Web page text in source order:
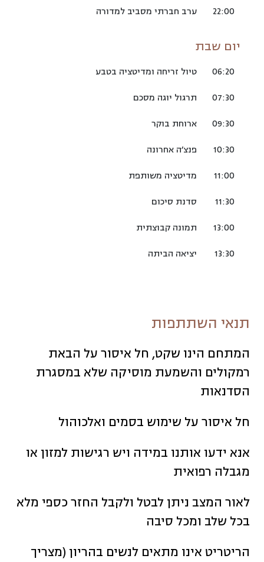
22:00 ערב חברתי מסביב למדורה
יום שבת
06:20 טיול זריחה ומדיטציה בטבע
07:30 תרגול יוגה מסכם
09:30 ארוחת בוקר
10:30 פנצ׳ה אחרונה
11:00 מדיטציה משותפת
11:30 סדנת סיכום
13:00 תמונה קבוצתית
13:30 יציאה הביתה
תנאי השתתפות
המתחם הינו שקט, חל איסור על הבאת
רמקולים והשמעת מוסיקה שלא במסגרת
הסדנאות
חל איסור על שימוש בסמים ואלכוהול
אנא ידעו אותנו במידה ויש רגישות למזון או
מגבלה רפואית
לאור המצב ניתן לבטל ולקבל החזר כספי מלא
בכל שלב ומכל סיבה
הריטריט אינו מתאים לנשים בהריון (מצריך